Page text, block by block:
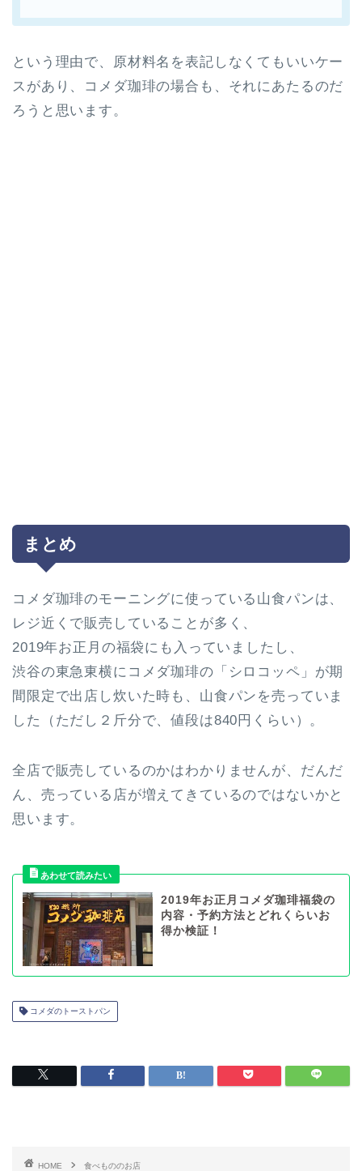
という理由で、原材料名を表記しなくてもいいケー
スがあり、コメダ珈琲の場合も、それにあたるのだ
ろうと思います。
まとめ
コメダ珈琲のモーニングに使っている山食パンは、
レジ近くで販売していることが多く、
2019年お正月の福袋にも入っていましたし、
渋谷の東急東横にコメダ珈琲の「シロコッペ」が期
間限定で出店し炊いた時も、山食パンを売っていま
した（ただし２斤分で、値段は840円くらい）。
全店で販売しているのかはわかりませんが、だんだ
ん、売っている店が増えてきているのではないかと
思います。
2019年お正月コメダ珈琲福袋の
内容・予約方法とどれくらいお
得か検証！
コメダのトーストパン
HOME
食べもののお店